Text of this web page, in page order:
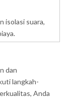
isolasi suara,
dan
langkah-
Anda